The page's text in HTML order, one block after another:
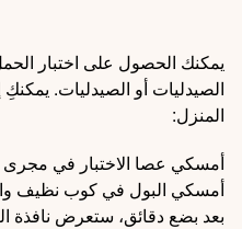
يمكنك الحصول على اختبار
الصيدليات أو الصيدليات. يمكنكِ
المنزل:
أمسكي عصا الاختبار في مجرى
أمسكي البول في كوب نظيف
بعد بضع دقائق، ستعرض نافذة